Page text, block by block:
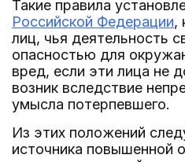
Такие правила
Российской Федерации,
лиц, чья деятельность
опасностью для
вред, если эти лица не
возник вследствие
умысла потерпевшего.
Из этих положений
источника повышенной